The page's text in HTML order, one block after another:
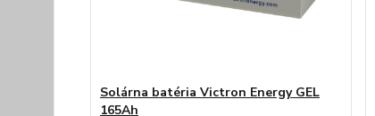
Solárna batéria Victron Energy GEL
165Ah